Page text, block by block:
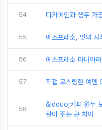
54 디카페인과 생두 가
55 에스프레소, 맛의 시
56 에스프레소 마니아
57 직접 로스팅한 예멘
58
&ldquo;커피 원두
관이 주는 큰 차이